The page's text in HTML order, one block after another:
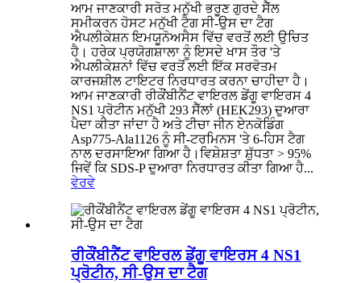
ਆਮ ਜਾਣਕਾਰੀ ਸਰੋਤ ਮਨੁੱਖੀ ਭਰੂਣ ਗੁਰਦੇ ਸੈੱਲ
ਸਮੀਕਰਨ ਹੋਸਟ ਮਨੁੱਖੀ ਟੈਗ ਸੀ-ਉਸ ਦਾ ਟੈਗ
ਐਪਲੀਕੇਸ਼ਨ ਇਮਯੂਨੋਅਸੈਸ ਵਿੱਚ ਵਰਤੋਂ ਲਈ ਉਚਿਤ
ਹੈ। ਹਰੇਕ ਪ੍ਰਯੋਗਸ਼ਾਲਾ ਨੂੰ ਇਸਦੇ ਖਾਸ ਤੌਰ 'ਤੇ
ਐਪਲੀਕੇਸ਼ਨਾਂ ਵਿੱਚ ਵਰਤੋਂ ਲਈ ਇੱਕ ਸਰਵੋਤਮ
ਕਾਰਜਸ਼ੀਲ ਟਾਇਟਰ ਨਿਰਧਾਰਤ ਕਰਨਾ ਚਾਹੀਦਾ ਹੈ।
ਆਮ ਜਾਣਕਾਰੀ ਰੀਕੌਂਬੀਨੈਂਟ ਵਾਇਰਲ ਡੇਂਗੂ ਵਾਇਰਸ 4
NS1 ਪ੍ਰੋਟੀਨ ਮਨੁੱਖੀ 293 ਸੈੱਲਾਂ (HEK293) ਦੁਆਰਾ
ਪੈਦਾ ਕੀਤਾ ਜਾਂਦਾ ਹੈ ਅਤੇ ਟੀਚਾ ਜੀਨ ਏਨਕੋਡਿੰਗ
Asp775-Ala1126 ਨੂੰ ਸੀ-ਟਰਮਿਨਸ 'ਤੇ 6-ਹਿਸ ਟੈਗ
ਨਾਲ ਦਰਸਾਇਆ ਗਿਆ ਹੈ।ਵਿਸ਼ੇਸ਼ਤਾ ਸ਼ੁੱਧਤਾ > 95%
ਜਿਵੇਂ ਕਿ SDS-P ਦੁਆਰਾ ਨਿਰਧਾਰਤ ਕੀਤਾ ਗਿਆ ਹੈ...
ਵੇਰਵੇ
ਰੀਕੌਂਬੀਨੈਂਟ ਵਾਇਰਲ ਡੇਂਗੂ ਵਾਇਰਸ 4 NS1
ਪ੍ਰੋਟੀਨ, ਸੀ-ਉਸ ਦਾ ਟੈਗ